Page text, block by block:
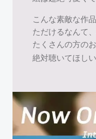
こんな素敵な作
ただけるなんて
たくさんの方の
絶対聴いてほしい